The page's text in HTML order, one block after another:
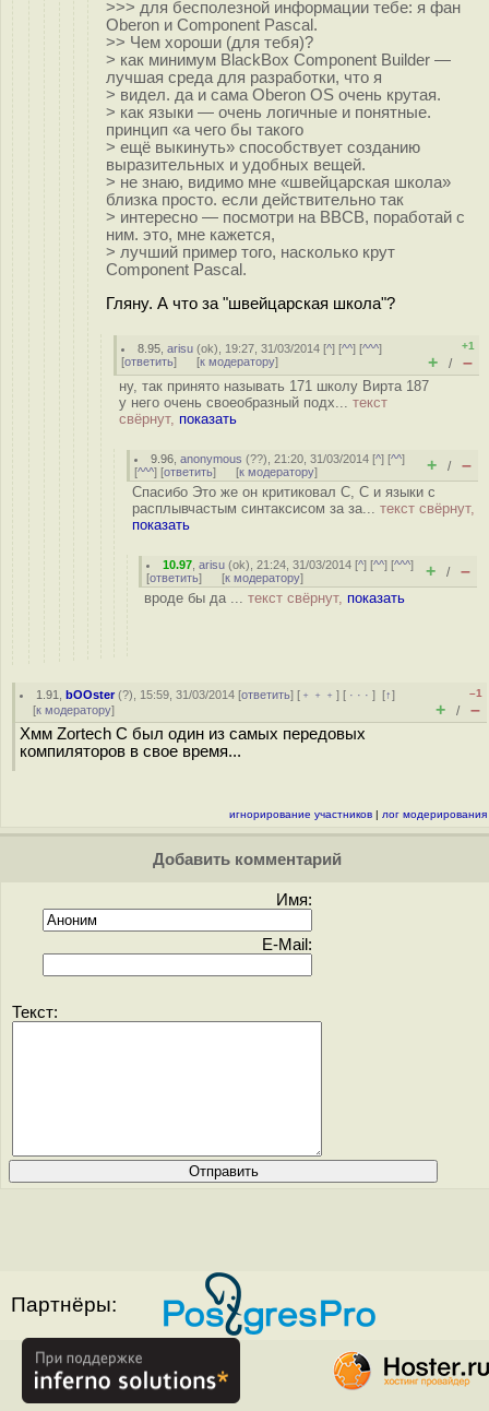
>>> для бесполезной информации тебе: я фан
Oberon и Component Pascal.
>> Чем хороши (для тебя)?
> как минимум BlackBox Component Builder —
лучшая среда для разработки, что я
> видел. да и сама Oberon OS очень крутая.
> как языки — очень логичные и понятные.
принцип «а чего бы такого
> ещё выкинуть» способствует созданию
выразительных и удобных вещей.
> не знаю, видимо мне «швейцарская школа»
близка просто. если действительно так
> интересно — посмотри на BBCB, поработай с
ним. это, мне кажется,
> лучший пример того, насколько крут
Component Pascal.
Гляну. А что за "швейцарская школа"?
8.95 ,arisu (ok), 19:27, 31/03/2014 [^] [^^] [^^^]
[ответить] [к модератору]
+1
+ / –
ну, так принято называть 171 школу Вирта 187
у него очень своеобразный подх... текст
свёрнут, показать
9.96 ,anonymous (??), 21:20, 31/03/2014 [^] [^^]
[^^^] [ответить] [к модератору] + / –
Спасибо Это же он критиковал С, С и языки с
расплывчастым синтаксисом за за... текст свёрнут,
показать
10.97 ,arisu (ok), 21:24, 31/03/2014 [^] [^^] [^^^]
[ответить] [к модератору] + / –
вроде бы да ... текст свёрнут, показать
1.91 ,bOOster(?), 15:59, 31/03/2014 [ответить] [ ﹢﹢﹢] [ · · ·][↑]
[к модератору]
–1
+ / –
Хмм Zortech С был один из самых передовых
компиляторов в свое время...
игнорирование участников | лог модерирования
Добавить комментарий
Имя:
E-Mail:
Текст:
Партнёры: